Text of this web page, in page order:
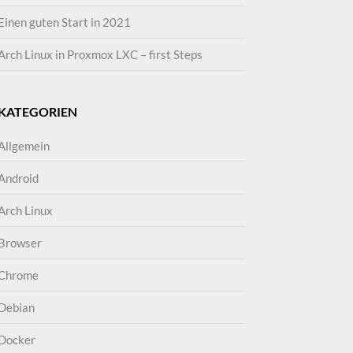
guten Start in 2021
Linux in Proxmox LXC – first Steps
Linux